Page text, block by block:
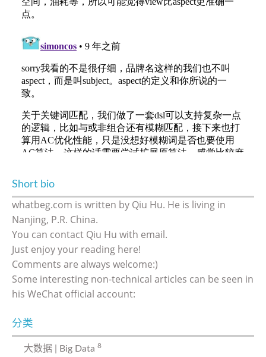
Short bio
whatbeg.com is written by Qiu Hu. He is living in
Nanjing, P.R. China.
You can contact Qiu Hu with email.
Just enjoy your reading here!
Comments are always welcome:)
Some interesting non-technical articles can be seen in
his WeChat official account:
分类
大数据 | Big Data 8